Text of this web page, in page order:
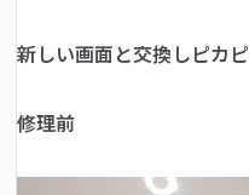
新しい画面と交換しピカ
修理前